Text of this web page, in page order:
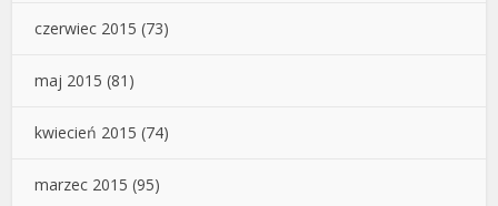
czerwiec 2015 (73)
maj 2015 (81)
kwiecień 2015 (74)
marzec 2015 (95)